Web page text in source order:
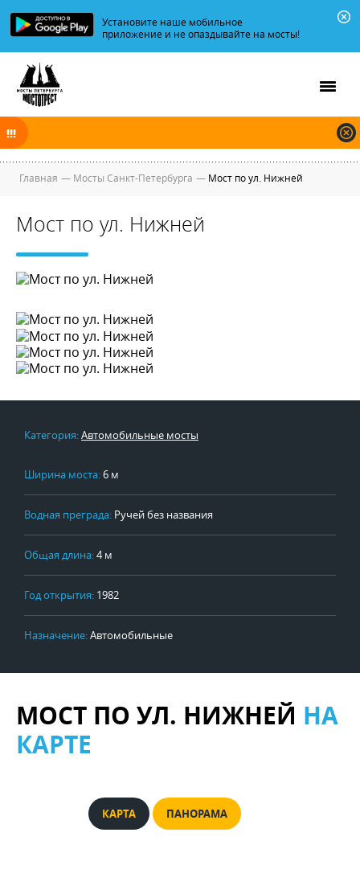
Установите наше мобильное
приложение и не опаздывайте на мосты!
разводятся по графику.
Главная — Мосты Санкт-Петербурга — Мост по ул. Нижней
Мост по ул. Нижней
Категория:Автомобильные мосты
Ширина моста:6 м
Водная преграда: Ручей без названия
Общая длина:4 м
Год открытия: 1982
Назначение:Автомобильные
МОСТ ПО УЛ. НИЖНЕЙ НА
КАРТЕ
КАРТА ПАНОРАМА